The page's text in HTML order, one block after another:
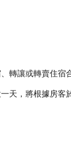
轉讓或轉賣住
天，將根據房